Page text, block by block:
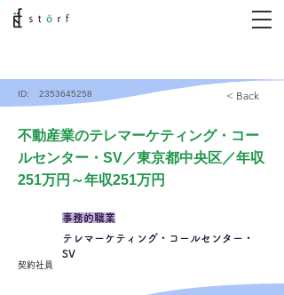
ID: 2353645258 < Back
不動産業のテレマーケティング・コー
ルセンター・SV／東京都中央区／年収
251万円～年収251万円
契約社員
事務的職業
テレマーケティング・コールセンター・
SV